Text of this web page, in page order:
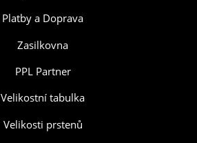
Platby a Doprava
Zasilkovna
PPL Partner
Velikostní tabulka
Velikosti prstenů